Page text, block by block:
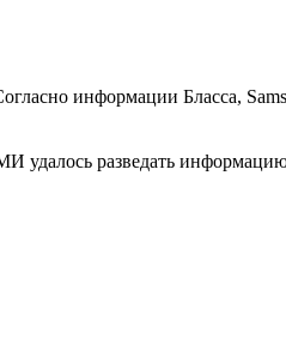
информации Бласса,
разведать